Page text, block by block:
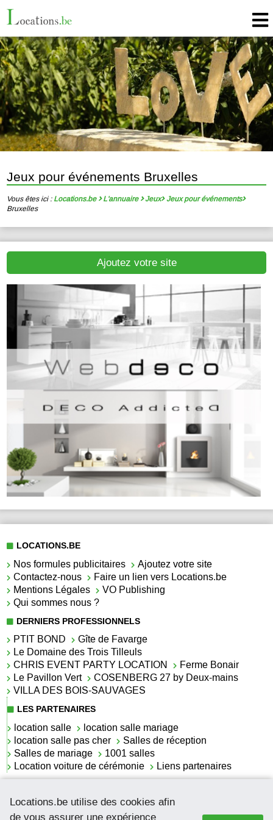
Jeux pour événements Bruxelles
Vous êtes ici : Locations.be L'annuaire Jeux Jeux pour événements
Bruxelles
Ajoutez votre site
Locations.be utilise des cookies afin
de vous assurer une expérience
LOCATIONS.BE
Nos formules publicitaires
Ajoutez votre site
Contactez-nous
Faire un lien vers Locations.be
Mentions Légales
VO Publishing
Qui sommes nous ?
DERNIERS PROFESSIONNELS
PTIT BOND
Gîte de Favarge
Le Domaine des Trois Tilleuls
CHRIS EVENT PARTY LOCATION
Ferme Bonair
Le Pavillon Vert
COSENBERG 27 by Deux-mains
VILLA DES BOIS-SAUVAGES
LES PARTENAIRES
location salle
location salle mariage
location salle pas cher
Salles de réception
Salles de mariage
1001 salles
Location voiture de cérémonie
Liens partenaires
La location de lettrage pour mariage
La salle de réception pour mariage en Belgique